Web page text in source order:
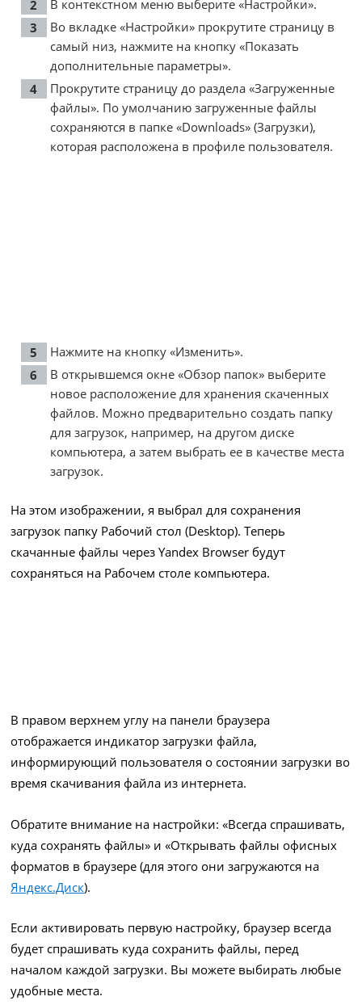
В контекстном меню выберите «Настройки».
Во вкладке «Настройки» прокрутите страницу в
самый низ, нажмите на кнопку «Показать
дополнительные параметры».
Прокрутите страницу до раздела «Загруженные
файлы». По умолчанию загруженные файлы
сохраняются в папке «Downloads» (Загрузки),
которая расположена в профиле пользователя.
Нажмите на кнопку «Изменить».
В открывшемся окне «Обзор папок» выберите
новое расположение для хранения скаченных
файлов. Можно предварительно создать папку
для загрузок, например, на другом диске
компьютера, а затем выбрать ее в качестве места
загрузок.
На этом изображении, я выбрал для сохранения
загрузок папку Рабочий стол (Desktop). Теперь
скачанные файлы через Yandex Browser будут
сохраняться на Рабочем столе компьютера.
В правом верхнем углу на панели браузера
отображается индикатор загрузки файла,
информирующий пользователя о состоянии загрузки во
время скачивания файла из интернета.
Обратите внимание на настройки: «Всегда спрашивать,
куда сохранять файлы» и «Открывать файлы офисных
форматов в браузере (для этого они загружаются на
Яндекс.Диск).
Если активировать первую настройку, браузер всегда
будет спрашивать куда сохранить файлы, перед
началом каждой загрузки. Вы можете выбирать любые
удобные места.